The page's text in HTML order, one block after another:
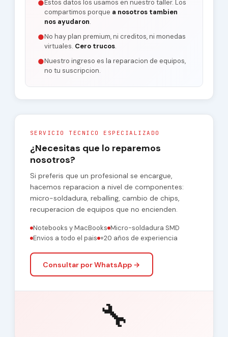
●Estos datos los usamos en nuestro taller. Los
compartimos porque a nosotros tambien
nos ayudaron.
●No hay plan premium, ni creditos, ni monedas
virtuales. Cero trucos.
●Nuestro ingreso es la reparacion de equipos,
no tu suscripcion.
SERVICIO TECNICO ESPECIALIZADO
¿Necesitas que lo reparemos
nosotros?
Si preferis que un profesional se encargue,
hacemos reparacion a nivel de componentes:
micro-soldadura, reballing, cambio de chips,
recuperacion de equipos que no encienden.
Notebooks y MacBooks Micro-soldadura SMD
Envios a todo el pais +20 años de experiencia
Consultar por WhatsApp →
🔧